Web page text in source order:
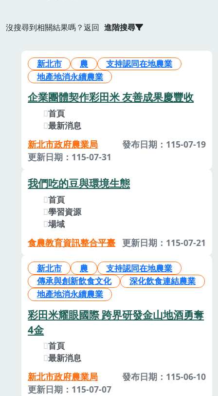
沒搜尋到相關結果嗎？返回 進階搜尋
新北市 農
支持認同在地農業
地產地消永續農業
企業團體契作彩田米 友善成果慶豐收
首頁
最新消息
新北市政府農業局
發布日期：115-07-19
更新日期：115-07-31
我們吃的豆與環境生態
首頁
學習資源
場域
食農教育資訊整合平臺 更新日期：115-07-21
新北市 農
支持認同在地農業
傳承與創新飲食文化
深化飲食連結農業
地產地消永續農業
彩田米耀眼國際 跨界研發金山地酒勇奪
4金
首頁
最新消息
新北市政府農業局
發布日期：115-06-10
更新日期：115-07-07